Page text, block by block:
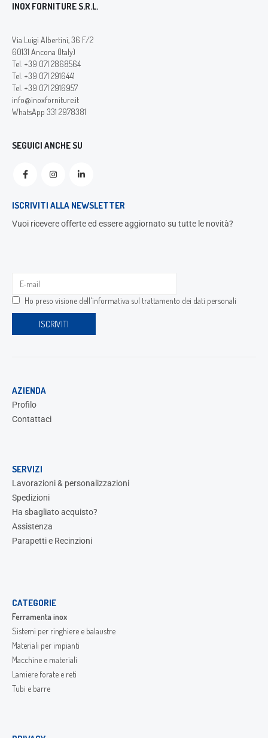
INOX FORNITURE S.R.L.
Via Luigi Albertini, 36 F/2
60131 Ancona (Italy)
Tel. +39 071 2868564
Tel. +39 071 2916441
Tel. +39 071 2916957
info@inoxforniture.it
WhatsApp 331 2978381
SEGUICI ANCHE SU
ISCRIVITI ALLA NEWSLETTER
Vuoi ricevere offerte ed essere aggiornato su tutte le novità?
Ho preso visione dell'informativa sul trattamento dei dati personali
AZIENDA
Profilo
Contattaci
SERVIZI
Lavorazioni & personalizzazioni
Spedizioni
Ha sbagliato acquisto?
Assistenza
Parapetti e Recinzioni
CATEGORIE
Ferramenta inox
Sistemi per ringhiere e balaustre
Materiali per impianti
Macchine e materiali
Lamiere forate e reti
Tubi e barre